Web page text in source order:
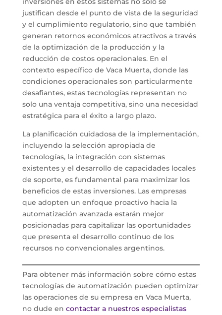
justifican desde el punto de vista de la seguridad
y el cumplimiento regulatorio, sino que también
generan retornos económicos atractivos a través
de la optimización de la producción y la
reducción de costos operacionales. En el
contexto específico de Vaca Muerta, donde las
condiciones operacionales son particularmente
desafiantes, estas tecnologías representan no
solo una ventaja competitiva, sino una necesidad
estratégica para el éxito a largo plazo.
La planificación cuidadosa de la implementación,
incluyendo la selección apropiada de
tecnologías, la integración con sistemas
existentes y el desarrollo de capacidades locales
de soporte, es fundamental para maximizar los
beneficios de estas inversiones. Las empresas
que adopten un enfoque proactivo hacia la
automatización avanzada estarán mejor
posicionadas para capitalizar las oportunidades
que presenta el desarrollo continuo de los
recursos no convencionales argentinos.
Para obtener más información sobre cómo estas
tecnologías de automatización pueden optimizar
las operaciones de su empresa en Vaca Muerta,
no dude en contactar a nuestros especialistas